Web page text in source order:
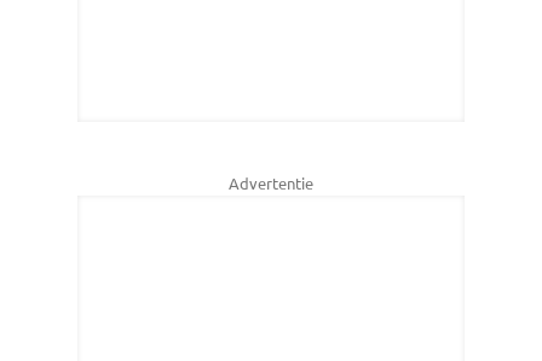
Advertentie